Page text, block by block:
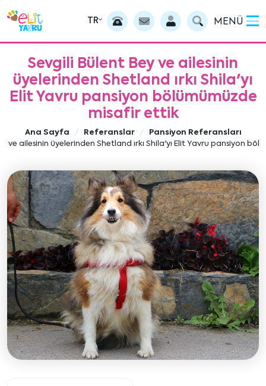
TR MENÜ
Sevgili Bülent Bey ve ailesinin
üyelerinden Shetland ırkı Shila'yı
Elit Yavru pansiyon bölümümüzde
misafir ettik
Ana Sayfa Referanslar
Pansiyon Referansları
ve ailesinin üyelerinden Shetland ırkı Shila'yı Elit Yavru pansiyon